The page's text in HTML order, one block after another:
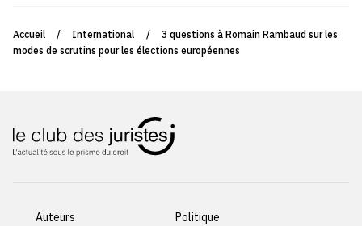
Accueil / International /
3 questions à Romain Rambaud sur les
modes de scrutins pour les élections européennes
Auteurs
Politique